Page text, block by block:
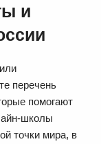
и
перечень
помогают
школы
точки мира, в